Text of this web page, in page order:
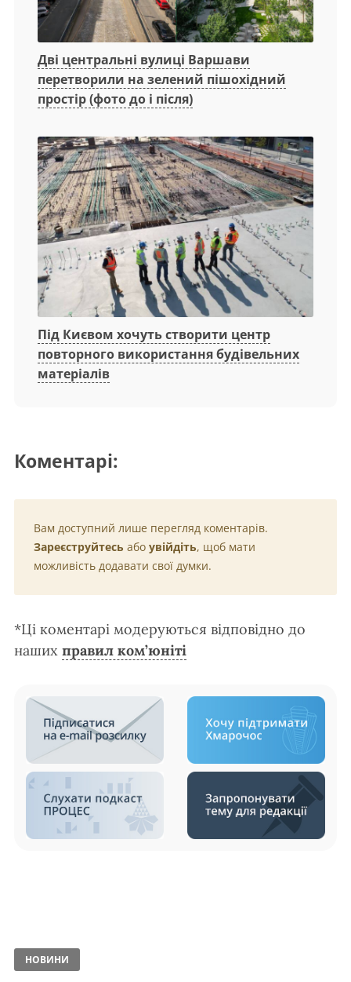
Дві центральні вулиці Варшави
перетворили на зелений пішохідний
простір (фото до і після)
Під Києвом хочуть створити центр
повторного використання будівельних
матеріалів
Коментарі:
Вам доступний лише перегляд коментарів.
Зареєструйтесь або увійдіть, щоб мати
можливість додавати свої думки.
*Ці коментарі модеруються відповідно до
наших правил ком’юніті
НОВИНИ